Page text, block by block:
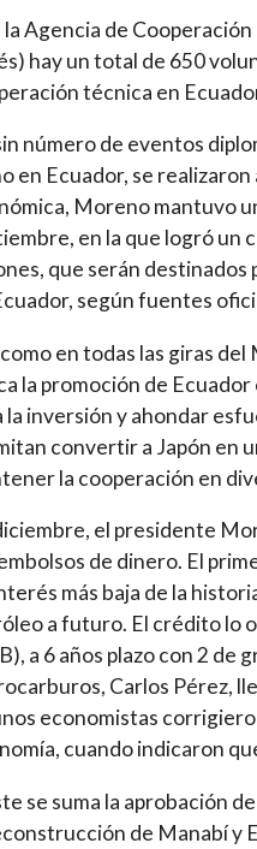
la Agencia de Cooperación
hay un total de 650
técnica en
número de eventos
en Ecuador, se
Moreno mantuvo
en la que logró un
que serán destinados
según fuentes
en todas las giras
la promoción de
la inversión y ahondar
convertir a Japón en
la cooperación en
el presidente
de dinero. El
más baja de la
a futuro. El crédito lo
a 6 años plazo con 2 de
Carlos Pérez,
economistas
cuando indicaron
se suma la aprobación
de Manabí y